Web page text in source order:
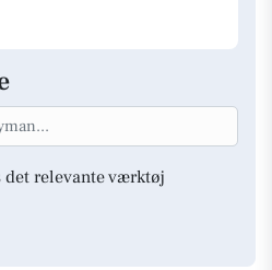
det relevante værktøj